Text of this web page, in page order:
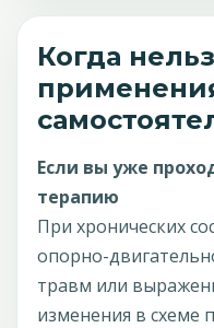
Когда
Если вы уже
терапию
При хронических
опорно-
травм или
изменения в схеме